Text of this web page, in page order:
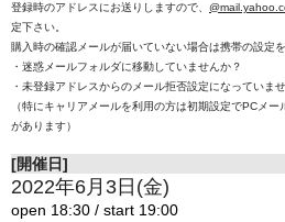
登録時のアドレスにお送りしますので、
定下さい。
購入時の確認メールが届いていない場合は携帯の設定
・迷惑メールフォルダに移動していませんか？
・未登録アドレスからのメール拒否設定になっていま
（特にキャリアメールを利用の方は初期設定でPCメ
があります）
[開催日]
2022年6月3日(金)
open 18:30 / start 19:00